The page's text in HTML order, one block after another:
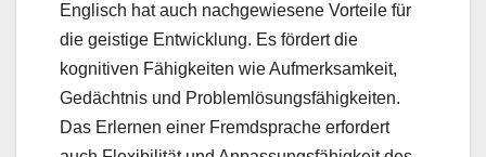
Englisch hat auch nachgewiesene Vorteile für
die geistige Entwicklung. Es fördert die
kognitiven Fähigkeiten wie Aufmerksamkeit,
Gedächtnis und Problemlösungsfähigkeiten.
Das Erlernen einer Fremdsprache erfordert